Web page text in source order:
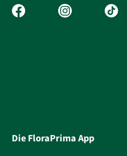
Die FloraPrima App